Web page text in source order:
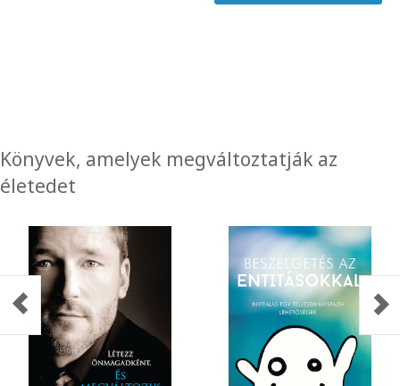
Könyvek, amelyek megváltoztatják az
életedet